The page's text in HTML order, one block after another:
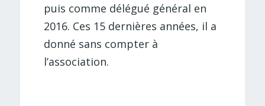
puis comme délégué général en
2016. Ces 15 dernières années, il a
donné sans compter à
l’association.